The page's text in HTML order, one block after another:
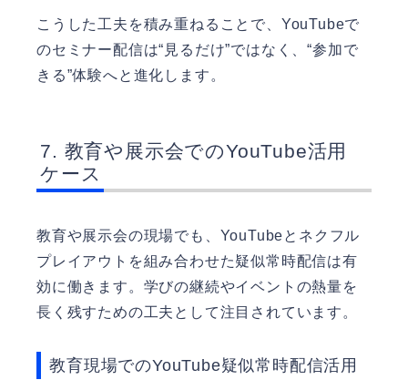
こうした工夫を積み重ねることで、YouTubeで
のセミナー配信は“見るだけ”ではなく、“参加で
きる”体験へと進化します。
教育や展示会でのYouTube活用
ケース
教育や展示会の現場でも、YouTubeとネクフル
プレイアウトを組み合わせた疑似常時配信は有
効に働きます。学びの継続やイベントの熱量を
長く残すための工夫として注目されています。
教育現場でのYouTube疑似常時配信活用